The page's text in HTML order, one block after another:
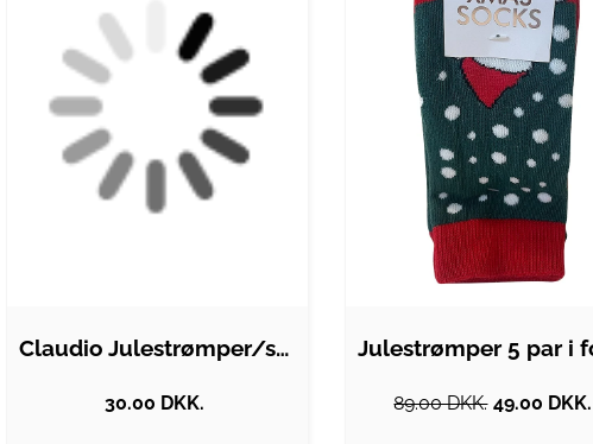
Claudio Julestrømper/sokker i sort til…
30.00 DKK. 89.00 DKK. 49.00 DKK.